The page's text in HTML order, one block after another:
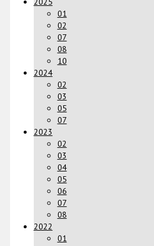
01
02
07
08
10
2024
02
03
05
07
2023
02
03
04
05
06
07
08
2022
01